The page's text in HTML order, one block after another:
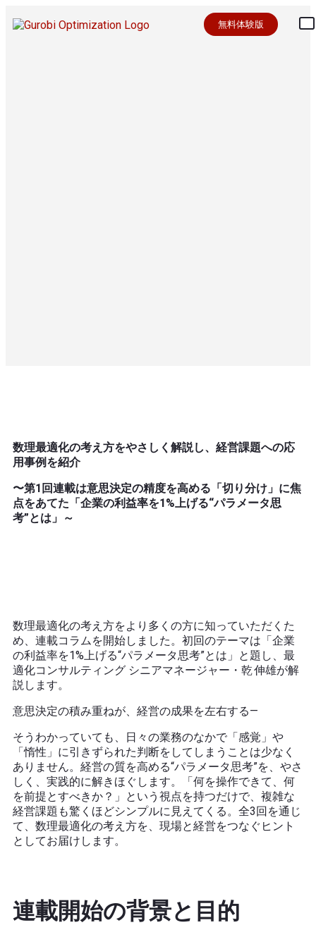
無料体験版
数理最適化の考え方をやさしく解説し、経営課題への応
用事例を紹介
〜第1回連載は意思決定の精度を高める「切り分け」に焦
点をあてた「企業の利益率を1%上げる“パラメータ思
考”とは」～
数理最適化の考え方をより多くの方に知っていただくた
め、連載コラムを開始しました。初回のテーマは「企業
の利益率を1%上げる“パラメータ思考”とは」と題し、最
適化コンサルティング シニアマネージャー・乾 伸雄が解
説します。
意思決定の積み重ねが、経営の成果を左右する—
そうわかっていても、日々の業務のなかで「感覚」や
「惰性」に引きずられた判断をしてしまうことは少なく
ありません。経営の質を高める“パラメータ思考”を、やさ
しく、実践的に解きほぐします。「何を操作できて、何
を前提とすべきか？」という視点を持つだけで、複雑な
経営課題も驚くほどシンプルに見えてくる。全3回を通じ
て、数理最適化の考え方を、現場と経営をつなぐヒント
としてお届けします。
連載開始の背景と目的